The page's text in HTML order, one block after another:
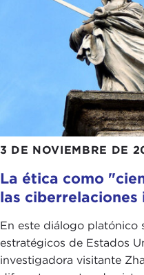
3 DE NOVIEMBRE DE
La ética como
las ciberrelaciones
En este diálogo platónico
estratégicos de Estados
investigadora visitante